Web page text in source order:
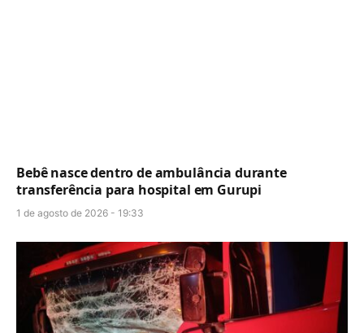
Bebê nasce dentro de ambulância durante
transferência para hospital em Gurupi
1 de agosto de 2026 - 19:33